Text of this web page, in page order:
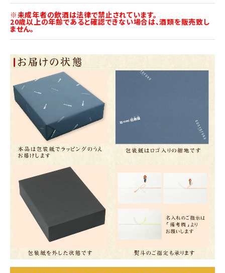
※未成年者の飲酒は法律で禁止されています。
20歳以上の年齢であると確認できない場合は、酒類を販売致し
ません。